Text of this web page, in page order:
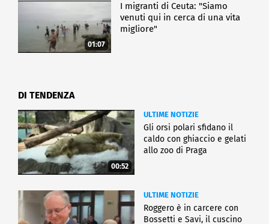
01:07
I migranti di Ceuta: "Siamo
venuti qui in cerca di una vita
migliore"
DI TENDENZA
00:52
ULTIME NOTIZIE
Gli orsi polari sfidano il
caldo con ghiaccio e gelati
allo zoo di Praga
ULTIME NOTIZIE
Roggero è in carcere con
Bossetti e Savi, il cuscino